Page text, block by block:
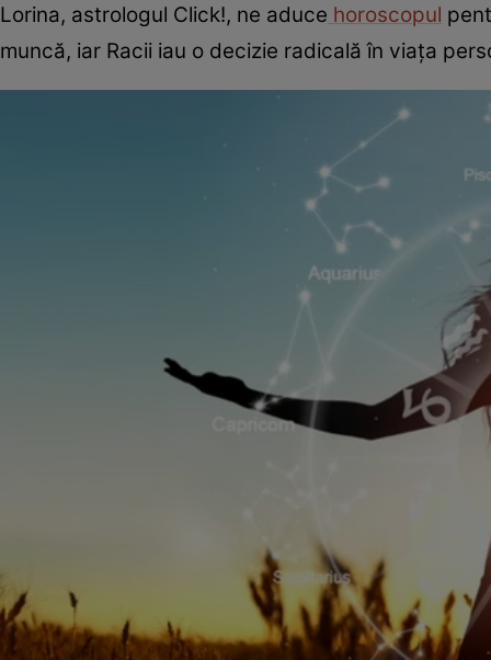
Lorina, astrologul Click!, ne aduce horoscopul
muncă, iar Racii iau o decizie radicală în viața